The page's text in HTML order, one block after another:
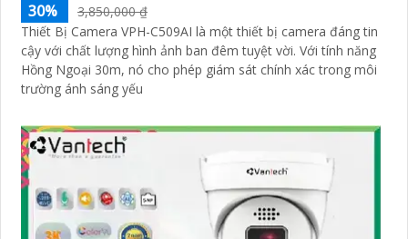
30%
3,850,000 ₫
Thiết Bị Camera VPH-C509AI là một thiết bị camera đáng tin
cậy với chất lượng hình ảnh ban đêm tuyệt vời. Với tính năng
Hồng Ngoại 30m, nó cho phép giám sát chính xác trong môi
trường ánh sáng yếu